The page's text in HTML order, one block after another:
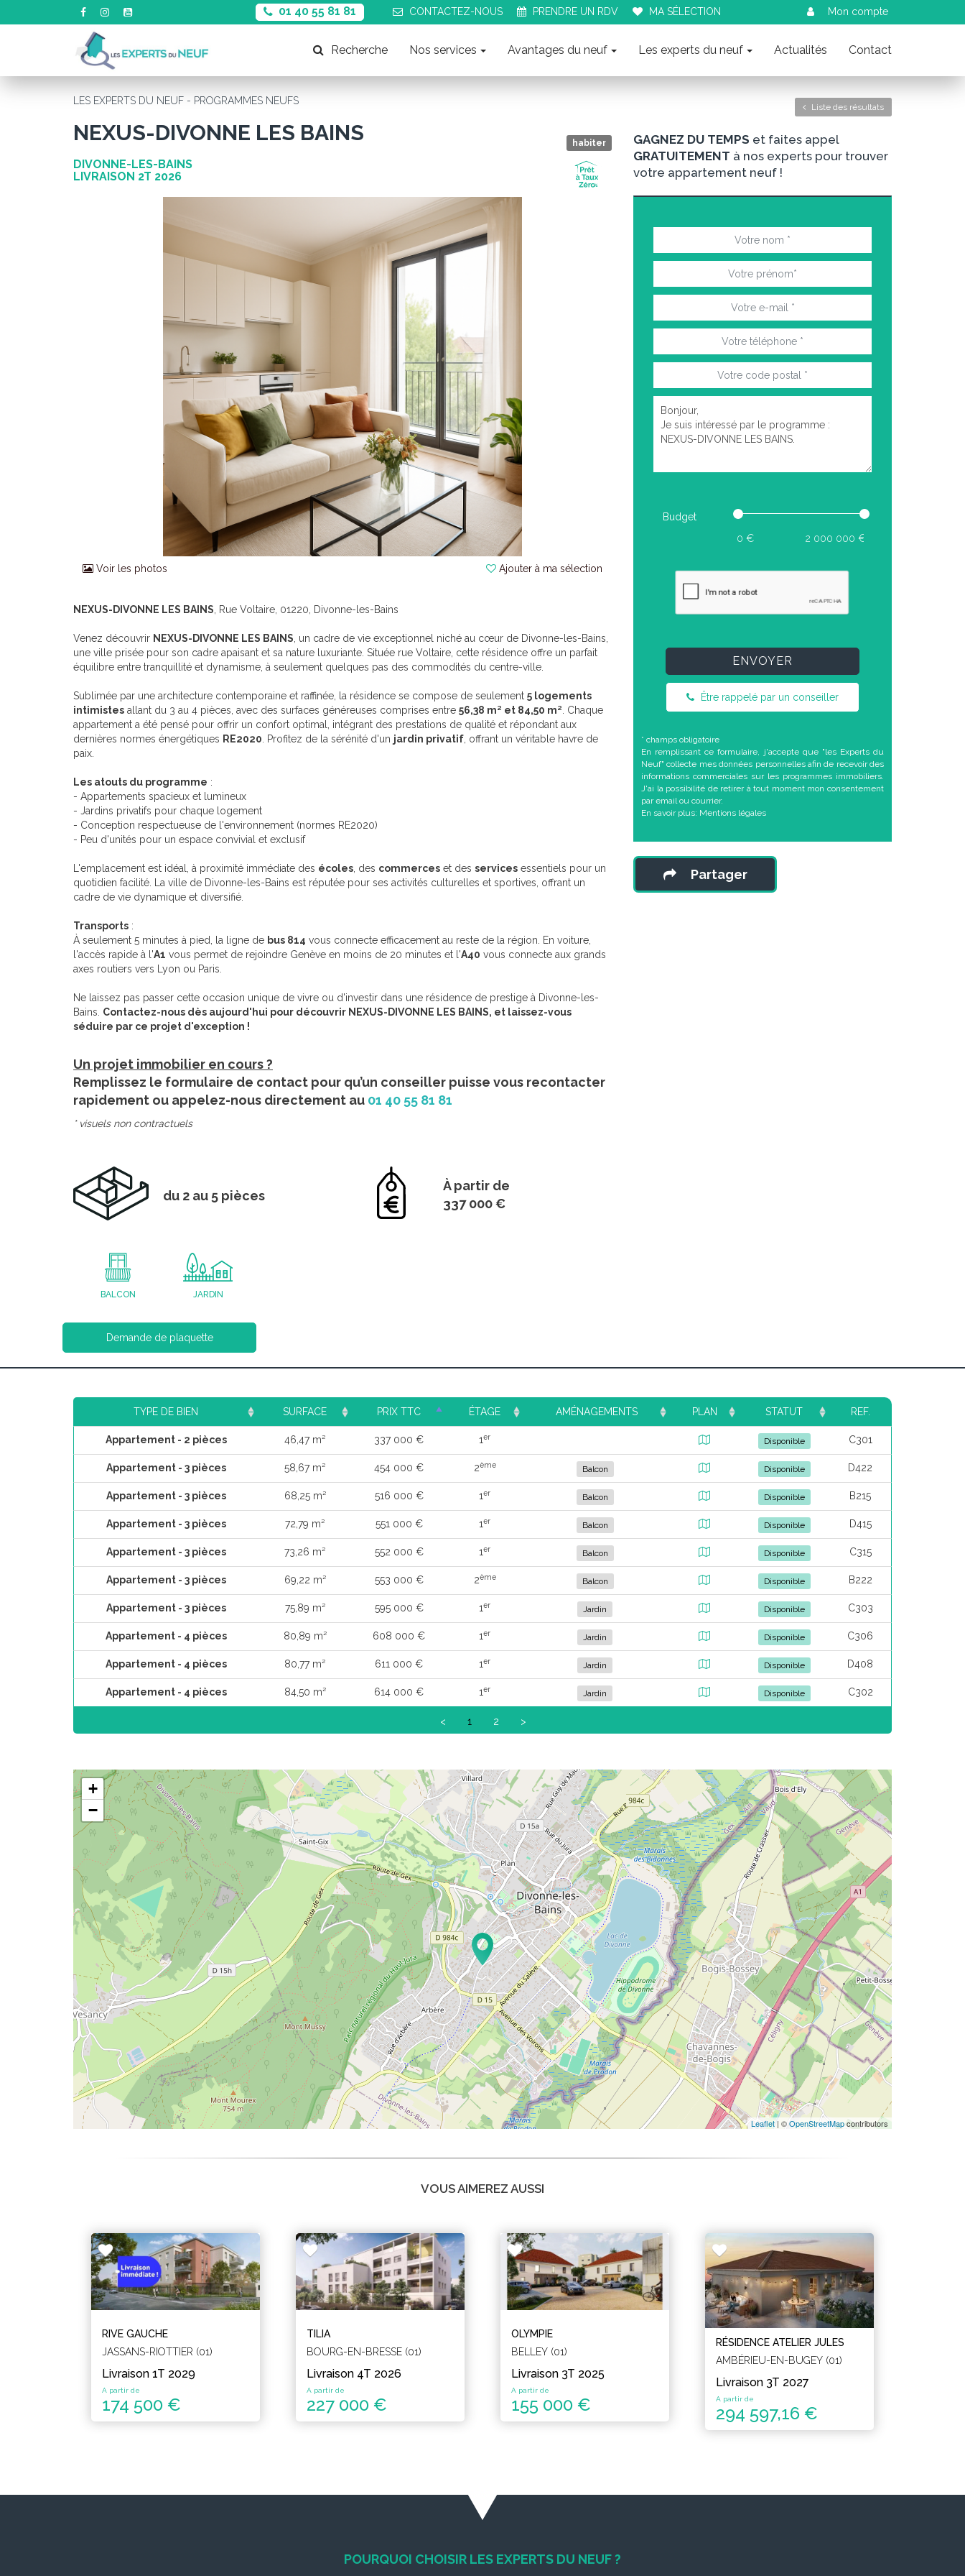
Mon compte
01 40 55 81 81 CONTACTEZ-NOUS PRENDRE UN RDV MA SÉLECTION
Recherche Nos services Avantages du neuf Les experts du neuf Actualités Contact
LES EXPERTS DU NEUF - PROGRAMMES NEUFS
Liste des résultats
habiter
NEXUS-DIVONNE LES BAINS
DIVONNE-LES-BAINS
LIVRAISON 2T 2026
Voir les photos Ajouter à ma sélection
NEXUS-DIVONNE LES BAINS , Rue Voltaire, 01220, Divonne-les-Bains
Venez découvrir NEXUS-DIVONNE LES BAINS , un cadre de vie exceptionnel niché au cœur de Divonne-les-Bains,
une ville prisée pour son cadre apaisant et sa nature luxuriante. Située rue Voltaire, cette résidence offre un parfait
équilibre entre tranquillité et dynamisme, à seulement quelques pas des commodités du centre-ville.
Sublimée par une architecture contemporaine et raffinée, la résidence se compose de seulement 5 logements
intimistes allant du 3 au 4 pièces, avec des surfaces généreuses comprises entre 56,38 m² et 84,50 m² . Chaque
appartement a été pensé pour offrir un confort optimal, intégrant des prestations de qualité et répondant aux
dernières normes énergétiques RE2020 . Profitez de la sérénité d'un jardin privatif , offrant un véritable havre de
paix.
Les atouts du programme :
- Appartements spacieux et lumineux
- Jardins privatifs pour chaque logement
- Conception respectueuse de l'environnement (normes RE2020)
- Peu d'unités pour un espace convivial et exclusif
L'emplacement est idéal, à proximité immédiate des écoles , des commerces et des services essentiels pour un
quotidien facilité. La ville de Divonne-les-Bains est réputée pour ses activités culturelles et sportives, offrant un
cadre de vie dynamique et diversifié.
Transports :
À seulement 5 minutes à pied, la ligne de bus 814 vous connecte efficacement au reste de la région. En voiture,
l'accès rapide à l'A1 vous permet de rejoindre Genève en moins de 20 minutes et l'A40 vous connecte aux grands
axes routiers vers Lyon ou Paris.
Ne laissez pas passer cette occasion unique de vivre ou d'investir dans une résidence de prestige à Divonne-les-
Bains. Contactez-nous dès aujourd'hui pour découvrir NEXUS-DIVONNE LES BAINS, et laissez-vous
séduire par ce projet d'exception !
Un projet immobilier en cours ?
Remplissez le formulaire de contact pour qu’un conseiller puisse vous recontacter
rapidement ou appelez-nous directement au 01 40 55 81 81
* visuels non contractuels
du 2 au 5 pièces
À partir de
337 000 €
BALCON JARDIN
Demande de plaquette
GAGNEZ DU TEMPS et faites appel
GRATUITEMENT à nos experts pour trouver
votre appartement neuf !
Budget
ENVOYER
Être rappelé par un conseiller
* champs obligatoire
En remplissant ce formulaire, j'accepte que "les Experts du
Neuf" collecte mes données personnelles afin de recevoir des
informations commerciales sur les programmes immobiliers.
J'ai la possibilité de retirer à tout moment mon consentement
par email ou courrier.
En savoir plus: Mentions légales
Partager
TYPE DE BIEN SURFACE PRIX TTC ÉTAGE AMÉNAGEMENTS PLAN STATUT REF.
Appartement - 2 pièces 46,47 m² 337 000 € 1er Disponible C301
Appartement - 3 pièces 58,67 m² 454 000 € 2ème Balcon Disponible D422
Appartement - 3 pièces 68,25 m² 516 000 € 1er Balcon Disponible B215
Appartement - 3 pièces 72,79 m² 551 000 € 1er Balcon Disponible D415
Appartement - 3 pièces 73,26 m² 552 000 € 1er Balcon Disponible C315
Appartement - 3 pièces 69,22 m² 553 000 € 2ème Balcon Disponible B222
Appartement - 3 pièces 75,89 m² 595 000 € 1er Jardin Disponible C303
Appartement - 4 pièces 80,89 m² 608 000 € 1er Jardin Disponible C306
Appartement - 4 pièces 80,77 m² 611 000 € 1er Jardin Disponible D408
Appartement - 4 pièces 84,50 m² 614 000 € 1er Jardin Disponible C302
< 1 2 >
+
−
Leaflet| ©OpenStreetMapcontributors
VOUS AIMEREZ AUSSI
RIVE GAUCHE
JASSANS-RIOTTIER (01)
Livraison 1T 2029
A partir de
174 500 €
TILIA
BOURG-EN-BRESSE (01)
Livraison 4T 2026
A partir de
227 000 €
OLYMPIE
BELLEY (01)
Livraison 3T 2025
A partir de
155 000 €
RÉSIDENCE ATELIER JULES
AMBÉRIEU-EN-BUGEY (01)
Livraison 3T 2027
A partir de
294 597,16 €
POURQUOI CHOISIR LES EXPERTS DU NEUF ?